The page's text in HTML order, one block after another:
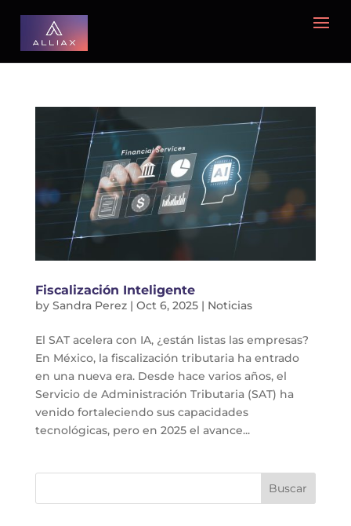
Fiscalización Inteligente
by Sandra Perez| Oct 6, 2025| Noticias
El SAT acelera con IA, ¿están listas las empresas?
En México, la fiscalización tributaria ha entrado
en una nueva era. Desde hace varios años, el
Servicio de Administración Tributaria (SAT) ha
venido fortaleciendo sus capacidades
tecnológicas, pero en 2025 el avance...
Buscar